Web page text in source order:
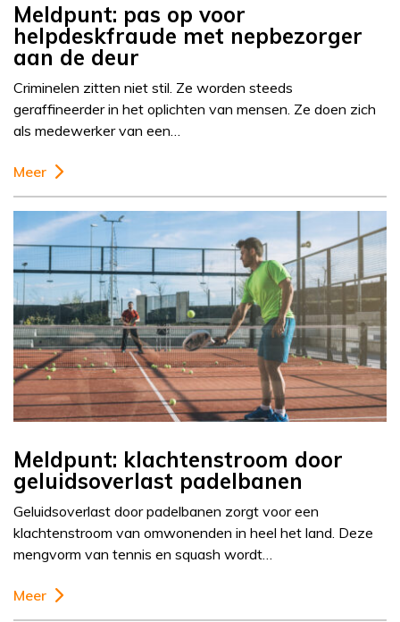
Meldpunt: pas op voor
helpdeskfraude met nepbezorger
aan de deur
Criminelen zitten niet stil. Ze worden steeds
geraffineerder in het oplichten van mensen. Ze doen zich
als medewerker van een…
Meer
Meldpunt: klachtenstroom door
geluidsoverlast padelbanen
Geluidsoverlast door padelbanen zorgt voor een
klachtenstroom van omwonenden in heel het land. Deze
mengvorm van tennis en squash wordt…
Meer